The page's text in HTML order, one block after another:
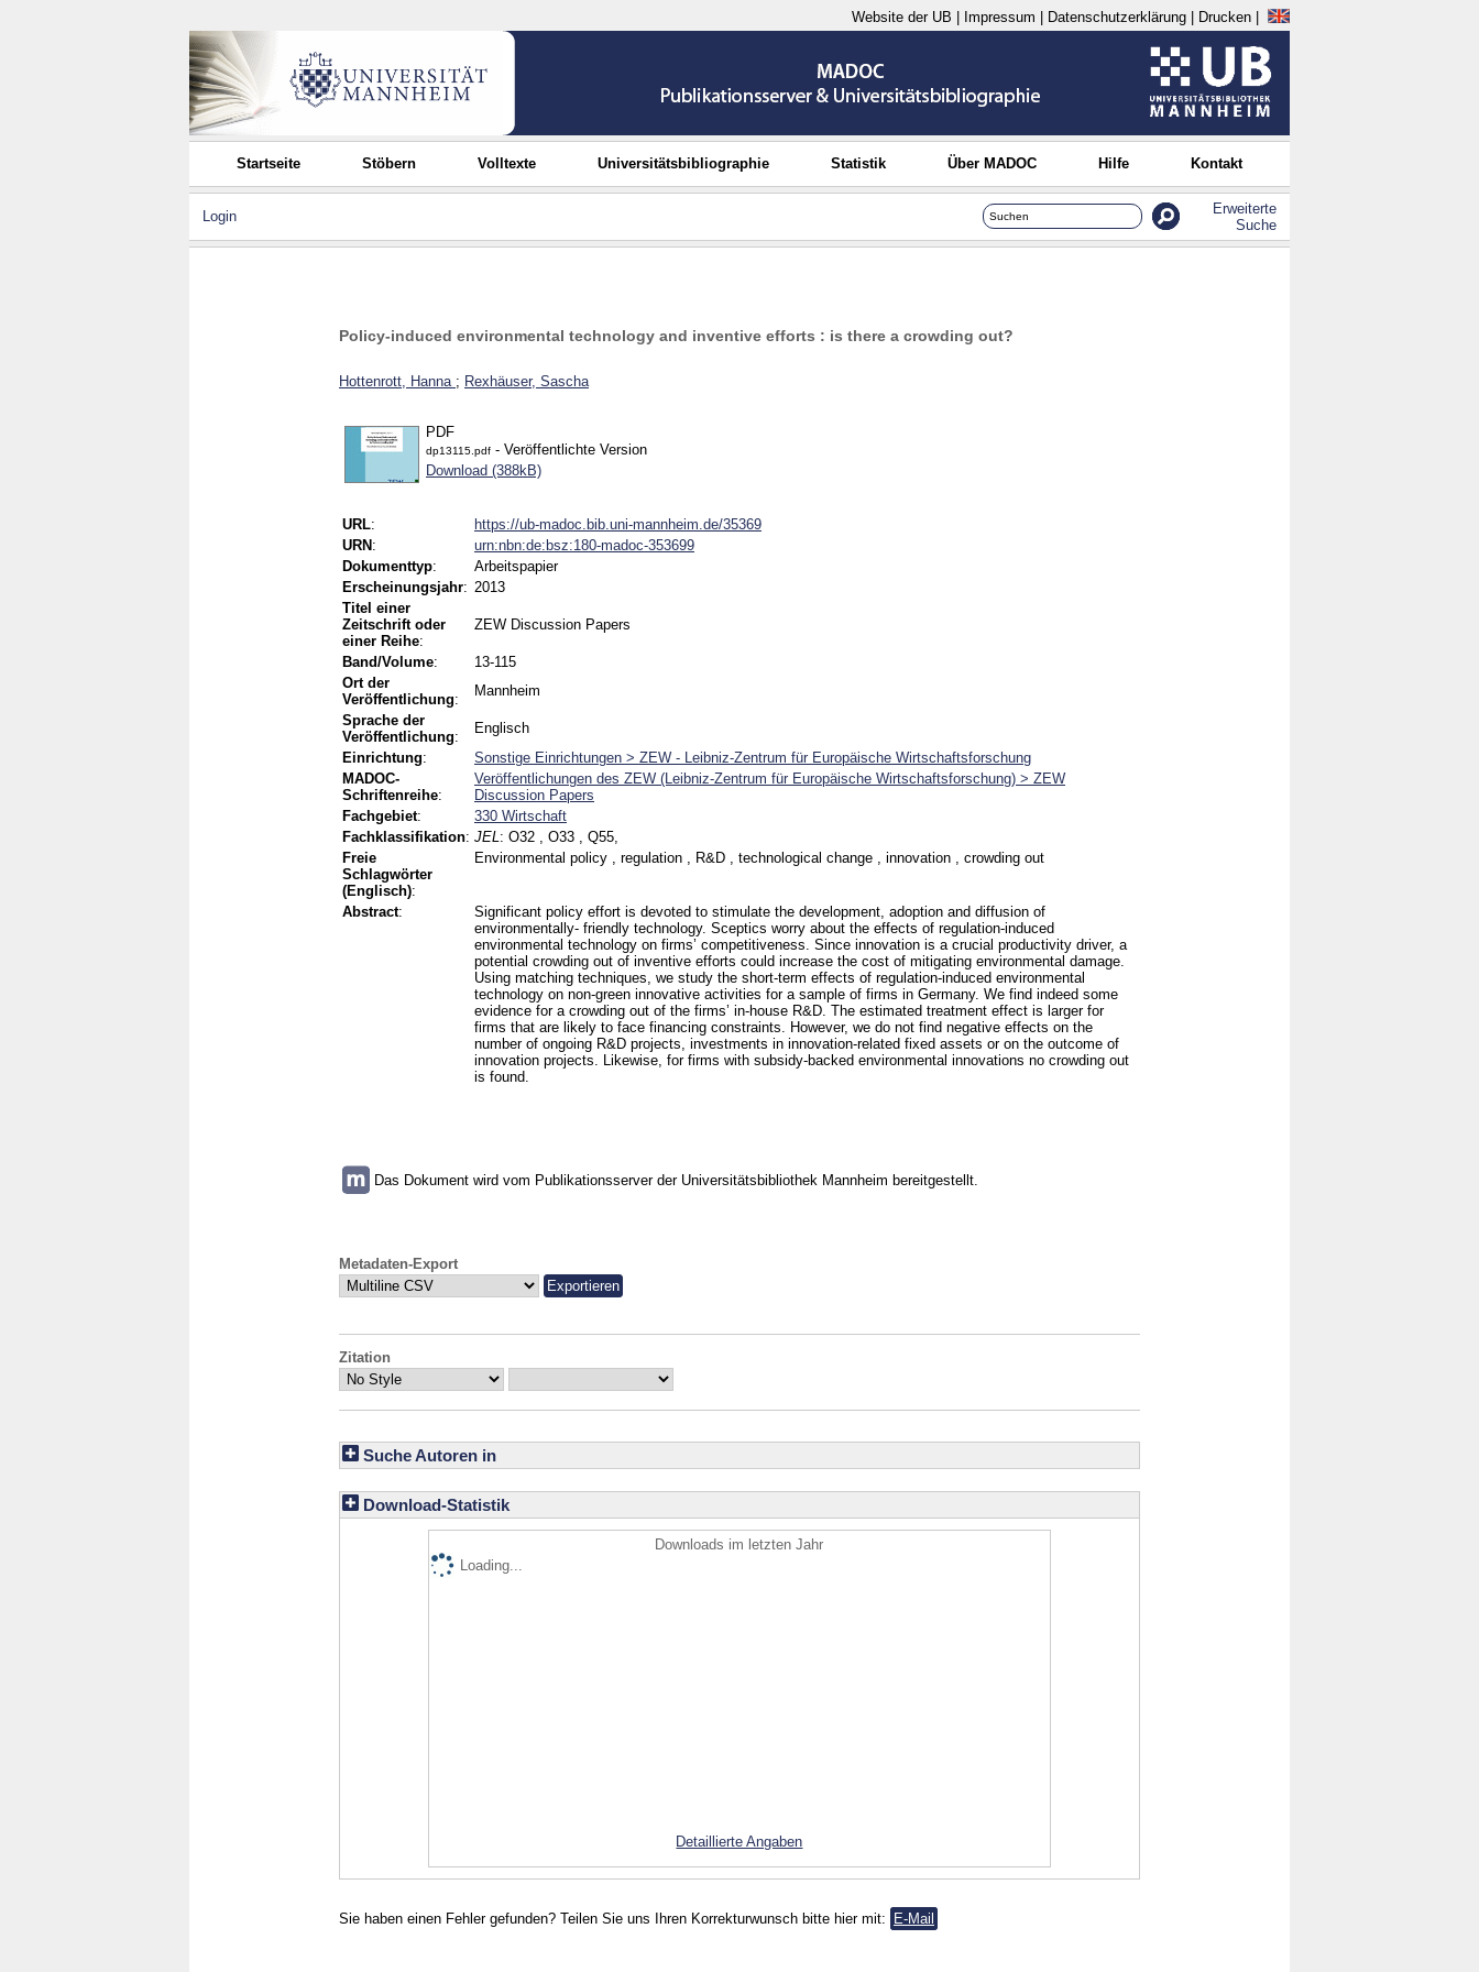
Website der UB Impressum Datenschutzerklärung Drucken
Startseite Stöbern Volltexte Universitätsbibliographie Statistik Über MADOC Hilfe Kontakt
Login
Erweiterte
Suche
Policy-induced environmental technology and inventive efforts : is there a crowding out?
Hottenrott, Hanna ; Rexhäuser, Sascha
PDF
dp13115.pdf - Veröffentlichte Version
Download (388kB)
URL:
https://ub-madoc.bib.uni-mannheim.de/35369
URN :
urn:nbn:de:bsz:180-madoc-353699
Dokumenttyp:
Arbeitspapier
Erscheinungsjahr: 2013
Titel einer
Zeitschrift oder
einer Reihe:
ZEW Discussion Papers
Band/Volume:
13-115
Ort der
Veröffentlichung:
Mannheim
Sprache der
Veröffentlichung:
Englisch
Einrichtung:
Sonstige Einrichtungen > ZEW - Leibniz-Zentrum für Europäische Wirtschaftsforschung
MADOC-
Schriftenreihe:
Veröffentlichungen des ZEW (Leibniz-Zentrum für Europäische Wirtschaftsforschung) > ZEW
Discussion Papers
Fachgebiet:
330 Wirtschaft
Fachklassifikation: JEL: O32 , O33 , Q55,
Freie
Schlagwörter
(Englisch):
Environmental policy , regulation , R&D , technological change , innovation , crowding out
Abstract:
Significant policy effort is devoted to stimulate the development, adoption and diffusion of
environmentally- friendly technology. Sceptics worry about the effects of regulation-induced
environmental technology on firms’ competitiveness. Since innovation is a crucial productivity driver, a
potential crowding out of inventive efforts could increase the cost of mitigating environmental damage.
Using matching techniques, we study the short-term effects of regulation-induced environmental
technology on non-green innovative activities for a sample of firms in Germany. We find indeed some
evidence for a crowding out of the firms’ in-house R&D. The estimated treatment effect is larger for
firms that are likely to face financing constraints. However, we do not find negative effects on the
number of ongoing R&D projects, investments in innovation-related fixed assets or on the outcome of
innovation projects. Likewise, for firms with subsidy-backed environmental innovations no crowding out
is found.
Das Dokument wird vom Publikationsserver der Universitätsbibliothek Mannheim bereitgestellt.
Metadaten-Export
Zitation
Suche Autoren in
Download-Statistik
Downloads im letzten Jahr
Loading...
Detaillierte Angaben
Sie haben einen Fehler gefunden? Teilen Sie uns Ihren Korrekturwunsch bitte hier mit: E-Mail